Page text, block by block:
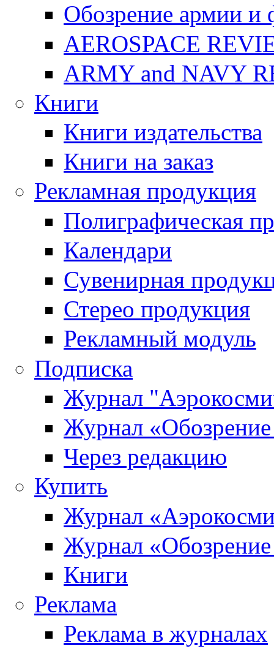
Обозрение армии и
AEROSPACE
ARMY and NAVY
Книги
Книги издательства
Книги на заказ
Рекламная продукция
Полиграфическая
Календари
Сувенирная
Стерео продукция
Рекламный модуль
Подписка
Журнал
Журнал
Через редакцию
Купить
Журнал
Журнал
Книги
Реклама
Реклама в журналах